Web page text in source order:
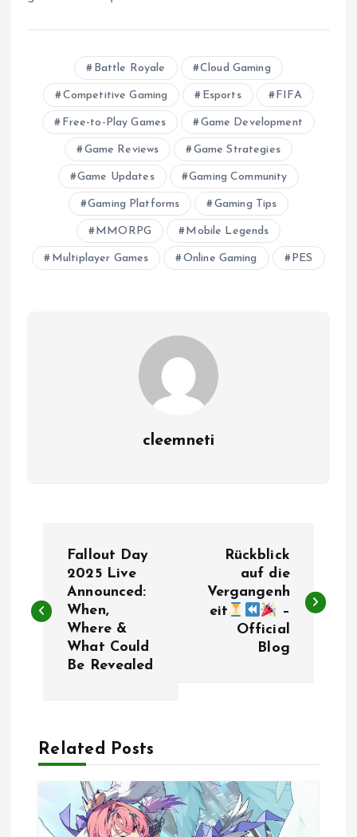
Battle Royale Cloud Gaming
Competitive Gaming Esports FIFA
Free-to-Play Games Game Development
Game Reviews Game Strategies
Game Updates Gaming Community
Gaming Platforms Gaming Tips
MMORPG Mobile Legends
Multiplayer Games Online Gaming PES
cleemneti
s
a
v
Fallout Day
2025 Live
Announced:
When,
Where &
What Could
Be Revealed
Rückblick
auf die
Vergangenh
eit
–
Official
Blog
Related Posts